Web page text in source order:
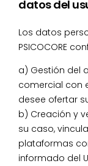
datos del
Los datos
PSICOCORE
a) Gestión del
comercial con
desee ofertar
b) Creación y
su caso,
plataformas
informado del